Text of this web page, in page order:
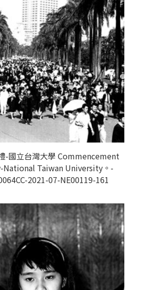
-國立台灣大學 Commencement
National Taiwan University。-
2021-07-NE00119-161